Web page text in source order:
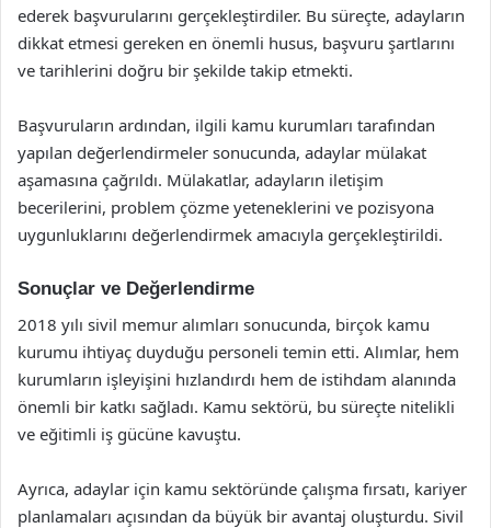
ederek başvurularını gerçekleştirdiler. Bu süreçte, adayların
dikkat etmesi gereken en önemli husus, başvuru şartlarını
ve tarihlerini doğru bir şekilde takip etmekti.
Başvuruların ardından, ilgili kamu kurumları tarafından
yapılan değerlendirmeler sonucunda, adaylar mülakat
aşamasına çağrıldı. Mülakatlar, adayların iletişim
becerilerini, problem çözme yeteneklerini ve pozisyona
uygunluklarını değerlendirmek amacıyla gerçekleştirildi.
Sonuçlar ve Değerlendirme
2018 yılı sivil memur alımları sonucunda, birçok kamu
kurumu ihtiyaç duyduğu personeli temin etti. Alımlar, hem
kurumların işleyişini hızlandırdı hem de istihdam alanında
önemli bir katkı sağladı. Kamu sektörü, bu süreçte nitelikli
ve eğitimli iş gücüne kavuştu.
Ayrıca, adaylar için kamu sektöründe çalışma fırsatı, kariyer
planlamaları açısından da büyük bir avantaj oluşturdu. Sivil